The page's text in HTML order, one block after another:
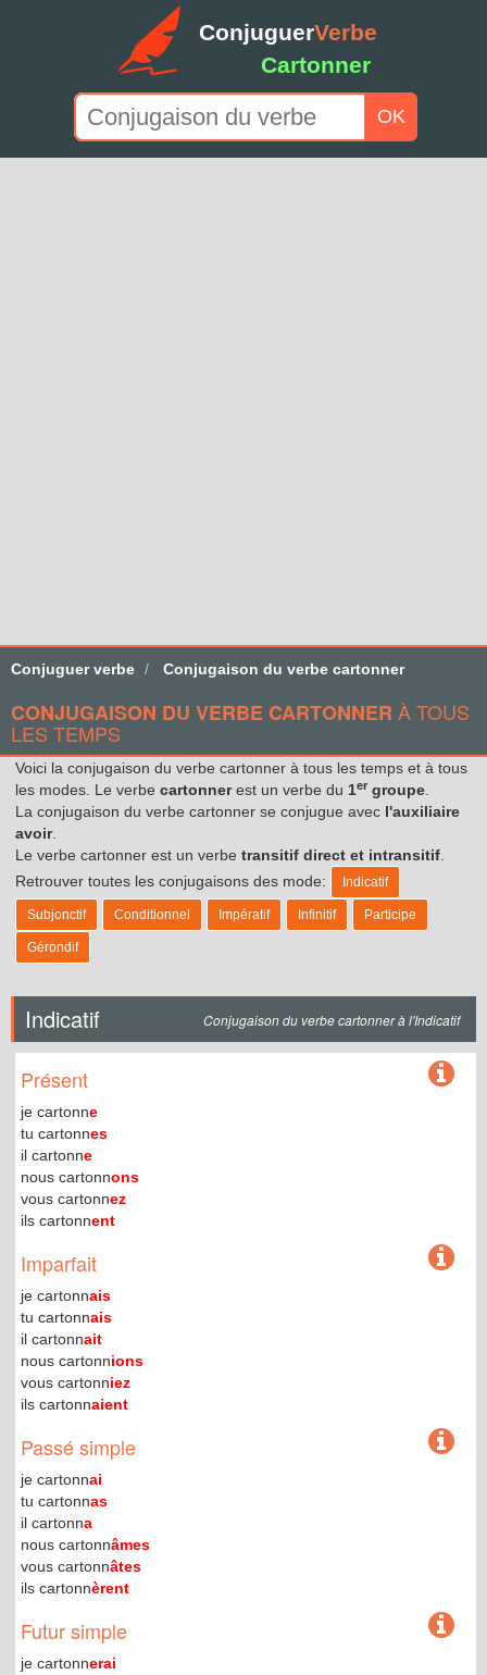
ConjuguerVerbe
Cartonner
OK
Conjuguer verbe Conjugaison du verbe cartonner
CONJUGAISON DU VERBE CARTONNER À TOUS
LES TEMPS
Voici la conjugaison du verbe cartonner à tous les temps et à tous
les modes. Le verbe cartonnerest un verbe du 1er groupe
La conjugaison du verbe cartonner se conjugue avec l'auxiliaire
avoir.
Le verbe cartonner est un verbe transitif direct et intransitif
Retrouver toutes les conjugaisons des mode:
Indicatif
Subjonctif Conditionnel Impératif Infinitif Participe
Gérondif
Indicatif Conjugaison du verbe cartonner à l'Indicatif
Présent
je cartonne
tu cartonnes
il cartonne
nous cartonnons
vous cartonnez
ils cartonnent
Imparfait
je cartonnais
tu cartonnais
il cartonnait
nous cartonnions
vous cartonniez
ils cartonnaient
Passé simple
je cartonnai
tu cartonnas
il cartonna
nous cartonnâmes
vous cartonnâtes
ils cartonnèrent
Futur simple
je cartonnerai